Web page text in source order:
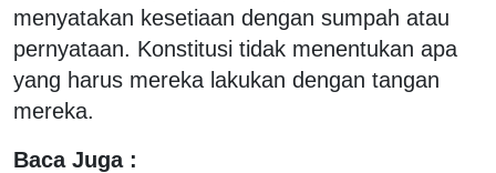
menyatakan kesetiaan dengan sumpah atau
pernyataan. Konstitusi tidak menentukan apa
yang harus mereka lakukan dengan tangan
mereka.
Baca Juga :